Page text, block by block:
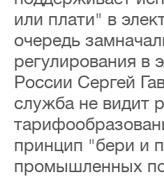
или плати" в
очередь
регулирования в
России Сергей
служба не видит
принцип "бери и
промышленных